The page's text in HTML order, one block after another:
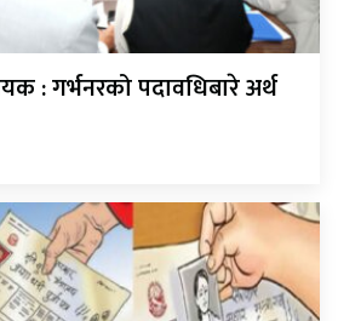
: गर्भनरको पदावधिबारे अर्थ